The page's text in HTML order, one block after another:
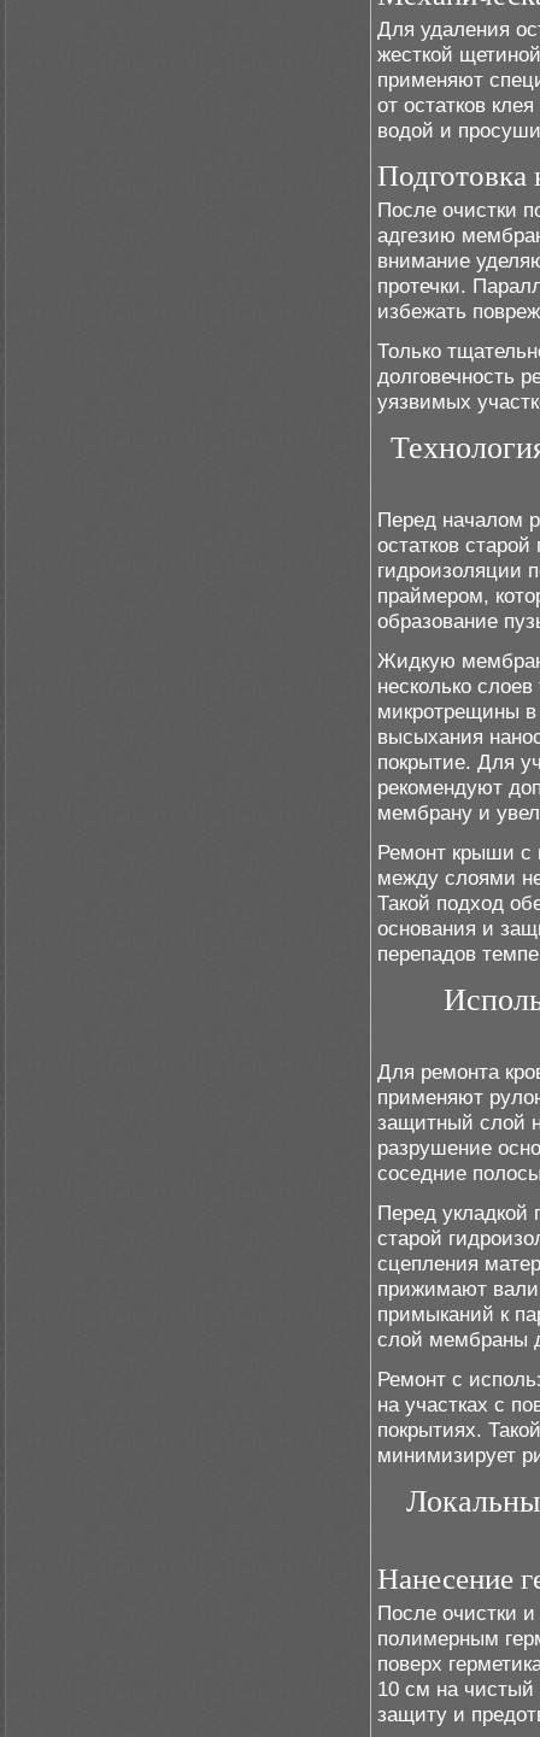
Для удаления
жесткой
применяют
от остатков
водой и
Подготовка
После очистки
адгезию
внимание
протечки.
избежать
Только
долговечность
уязвимых
Перед началом
остатков
гидроизоляции
праймером,
образование
Жидкую
несколько
микротрещины в
высыхания
покрытие. Для
рекомендуют
мембрану и
Ремонт крыши с
между слоями
Такой подход
основания и
перепадов
Для ремонта
применяют
защитный слой
разрушение
соседние
Перед укладкой
старой
сцепления
прижимают
примыканий к
слой мембраны
Ремонт с
на участках с
покрытиях.
минимизирует
Нанесение
После очистки
полимерным
поверх
10 см на чистый
защиту и